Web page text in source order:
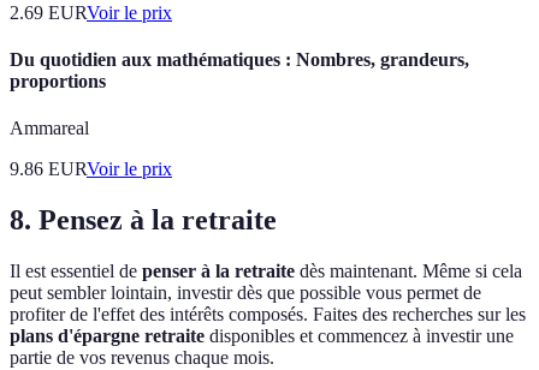
2.69 EURVoir le prix
Du quotidien aux mathématiques : Nombres, grandeurs,
proportions
Ammareal
9.86 EURVoir le prix
8. Pensez à la retraite
Il est essentiel de penser à la retraite dès maintenant. Même si cela
peut sembler lointain, investir dès que possible vous permet de
profiter de l'effet des intérêts composés. Faites des recherches sur les
plans d'épargne retraite disponibles et commencez à investir une
partie de vos revenus chaque mois.